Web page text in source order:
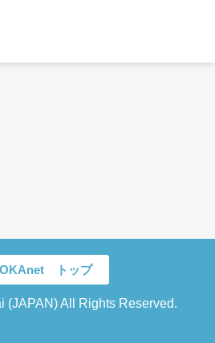
トップ
(JAPAN) All Rights Reserved.